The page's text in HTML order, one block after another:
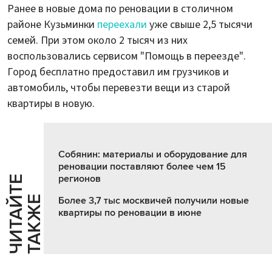
Ранее в новые дома по реновации в столичном
районе Кузьминки переехали уже свыше 2,5 тысячи
семей. При этом около 2 тысяч из них
воспользовались сервисом "Помощь в переезде".
Город бесплатно предоставил им грузчиков и
автомобиль, чтобы перевезти вещи из старой
квартиры в новую.
Ч
И
Т
АЙ
Т
Е
Т
А
К
ЖЕ
Собянин: материалы и оборудование для
реновации поставляют более чем 15
регионов
Более 3,7 тыс москвичей получили новые
квартиры по реновации в июне